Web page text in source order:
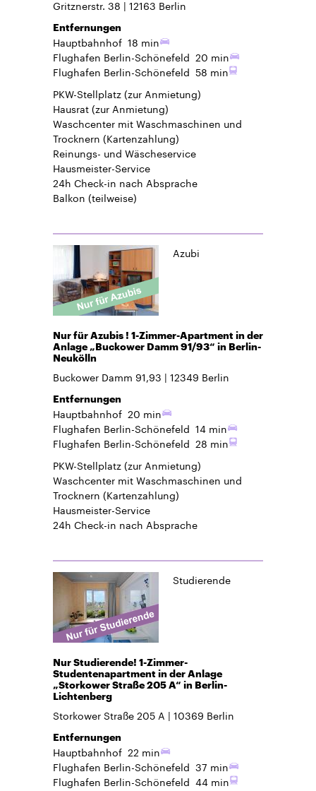
Gritznerstr. 38 12163 Berlin
Entfernungen
Hauptbahnhof 18 min
Flughafen Berlin-Schönefeld 20 min
Flughafen Berlin-Schönefeld 58 min
PKW-Stellplatz(zur Anmietung)
Hausrat(zur Anmietung)
Waschcenter mit Waschmaschinen und
Trocknern (Kartenzahlung)
Reinungs- und Wäscheservice
Hausmeister-Service
24h Check-in nach Absprache
Balkon (teilweise)
Azubi
Nur für Azubis ! 1-Zimmer-Apartment in der
Anlage „Buckower Damm 91/93“ in Berlin-
Neukölln
Buckower Damm 91,93 12349 Berlin
Entfernungen
Hauptbahnhof 20 min
Flughafen Berlin-Schönefeld 14 min
Flughafen Berlin-Schönefeld 28 min
PKW-Stellplatz(zur Anmietung)
Waschcenter mit Waschmaschinen und
Trocknern (Kartenzahlung)
Hausmeister-Service
24h Check-in nach Absprache
Studierende
Nur Studierende! 1-Zimmer-
Studentenapartment in der Anlage
„Storkower Straße 205 A“ in Berlin-
Lichtenberg
Storkower Straße 205 A 10369 Berlin
Entfernungen
Hauptbahnhof 22 min
Flughafen Berlin-Schönefeld 37 min
Flughafen Berlin-Schönefeld 44 min